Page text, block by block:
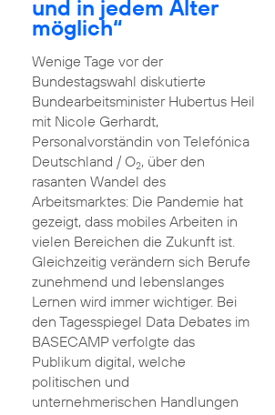
und in jedem Alter
möglich“
Wenige Tage vor der
Bundestagswahl diskutierte
Bundearbeitsminister Hubertus Heil
mit Nicole Gerhardt,
Personalvorständin von Telefónica
Deutschland / O2, über den
rasanten Wandel des
Arbeitsmarktes: Die Pandemie hat
gezeigt, dass mobiles Arbeiten in
vielen Bereichen die Zukunft ist.
Gleichzeitig verändern sich Berufe
zunehmend und lebenslanges
Lernen wird immer wichtiger. Bei
den Tagesspiegel Data Debates im
BASECAMP verfolgte das
Publikum digital, welche
politischen und
unternehmerischen Handlungen